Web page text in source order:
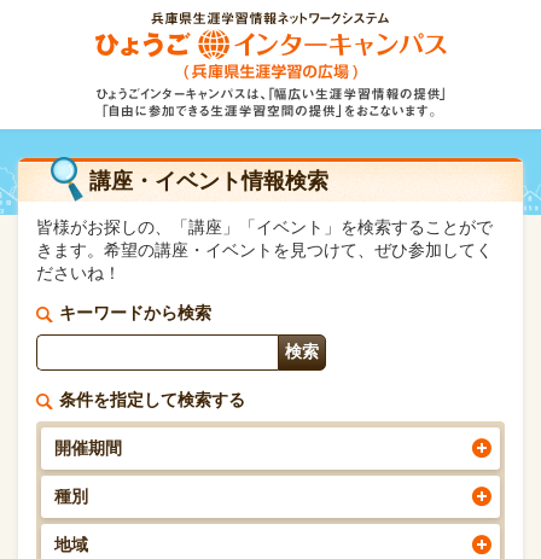
講座・イベント情報検索
皆様がお探しの、「講座」「イベント」を検索することがで
きます。希望の講座・イベントを見つけて、ぜひ参加してく
ださいね！
キーワードから検索
条件を指定して検索する
開催期間
種別
地域